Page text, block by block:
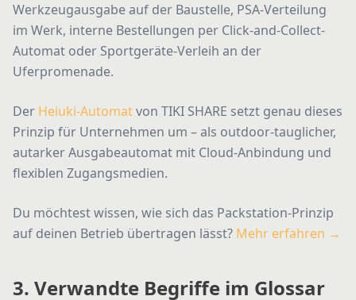
Werkzeugausgabe auf der Baustelle, PSA-Verteilung
im Werk, interne Bestellungen per Click-and-Collect-
Automat oder Sportgeräte-Verleih an der
Uferpromenade.
Der Heiuki-Automatvon TIKI SHARE setzt genau dieses
Prinzip für Unternehmen um – als outdoor-tauglicher,
autarker Ausgabeautomat mit Cloud-Anbindung und
flexiblen Zugangsmedien.
Du möchtest wissen, wie sich das Packstation-Prinzip
auf deinen Betrieb übertragen lässt? Mehr erfahren →
3. Verwandte Begriffe im Glossar